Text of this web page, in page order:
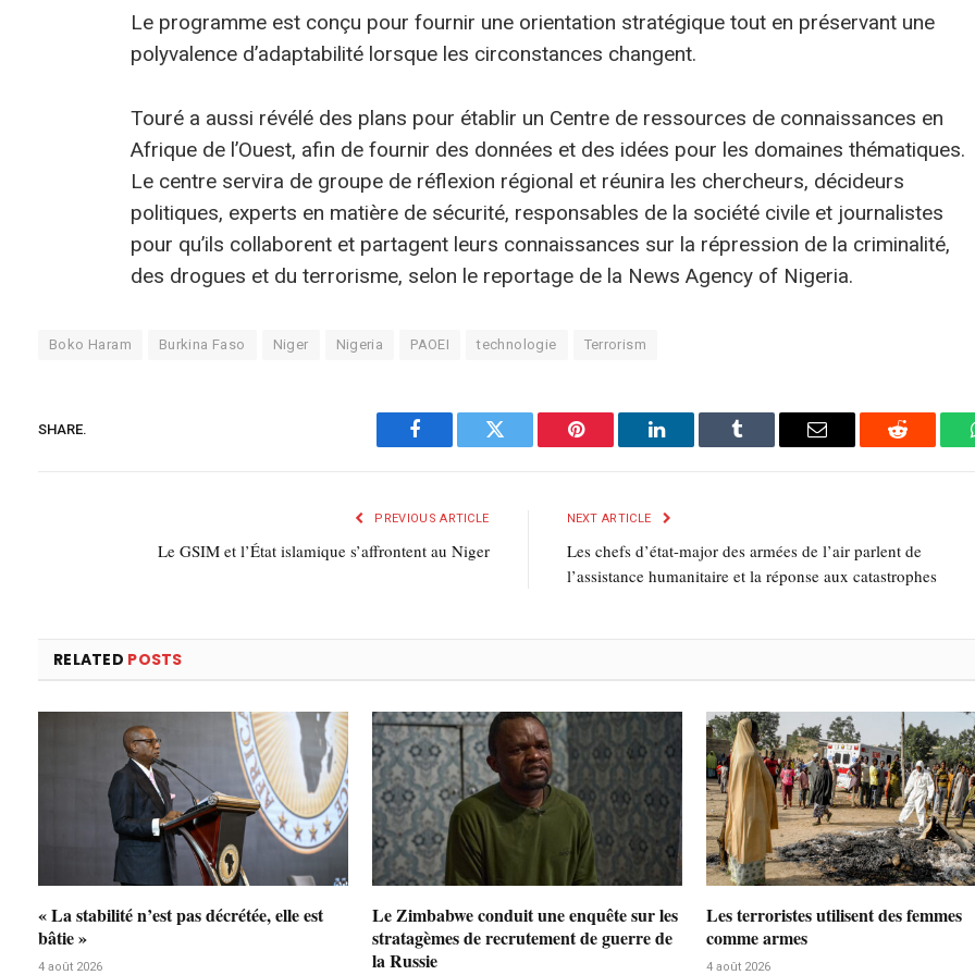
Le programme est conçu pour fournir une orientation stratégique tout en préservant une
polyvalence d’adaptabilité lorsque les circonstances changent.
Touré a aussi révélé des plans pour établir un Centre de ressources de connaissances en
Afrique de l’Ouest, afin de fournir des données et des idées pour les domaines thématiques.
Le centre servira de groupe de réflexion régional et réunira les chercheurs, décideurs
politiques, experts en matière de sécurité, responsables de la société civile et journalistes
pour qu’ils collaborent et partagent leurs connaissances sur la répression de la criminalité,
des drogues et du terrorisme, selon le reportage de la News Agency of Nigeria.
Boko Haram Burkina Faso Niger Nigeria PAOEI technologie Terrorism
SHARE.
Facebook Twitter Pinterest LinkedIn Tumblr
E-
Reddit
PREVIOUS ARTICLE
Le GSIM et l’État islamique s’affrontent au Niger
NEXT ARTICLE
Les chefs d’état-major des armées de l’air parlent de
l’assistance humanitaire et la réponse aux catastrophes
RELATED POSTS
« La stabilité n’est pas décrétée, elle est
bâtie »
4 août 2026
Le Zimbabwe conduit une enquête sur les
stratagèmes de recrutement de guerre de
la Russie
Les terroristes utilisent des femmes
comme armes
4 août 2026